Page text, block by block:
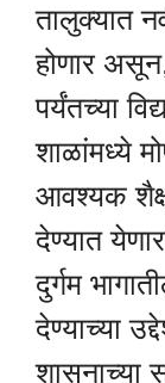
तालुक्यात
होणार
पर्यंतच्या
शाळांमध्ये
आवश्यक
देण्यात
दुर्गम
देण्याच्या
शासनाच्या